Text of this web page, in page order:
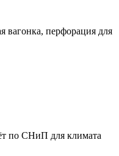
вагонка, перфорация для
по СНиП для климата